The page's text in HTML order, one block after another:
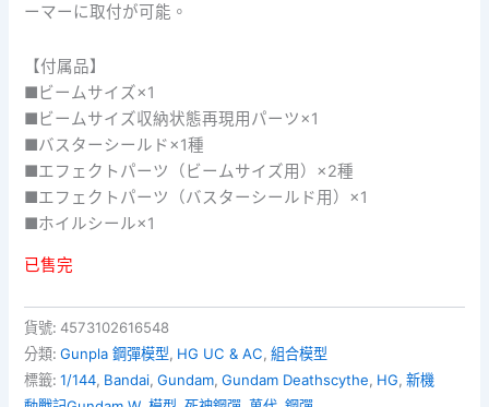
ーマーに取付が可能。
【付属品】
■ビームサイズ×1
■ビームサイズ収納状態再現用パーツ×1
■バスターシールド×1種
■エフェクトパーツ（ビームサイズ用）×2種
■エフェクトパーツ（バスターシールド用）×1
■ホイルシール×1
已售完
貨號:4573102616548
分類:Gunpla 鋼彈模型, HG UC & AC,組合模型
標籤:1/144, Bandai,Gundam,Gundam Deathscythe, HG,新機